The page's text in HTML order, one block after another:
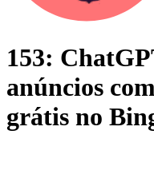
153:
anúncios
grátis no